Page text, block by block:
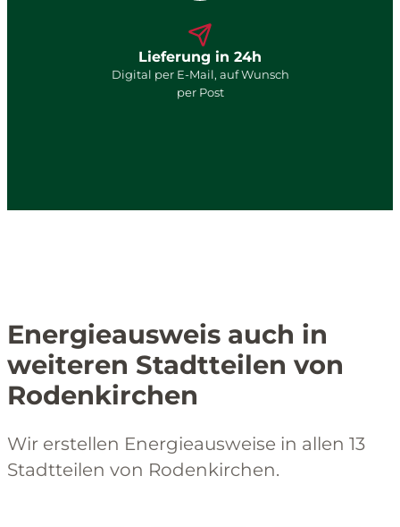
Lieferung in 24h
Digital per E-Mail, auf Wunsch
per Post
Energieausweis auch in
weiteren Stadtteilen von
Rodenkirchen
Wir erstellen Energieausweise in allen 13
Stadtteilen von Rodenkirchen.